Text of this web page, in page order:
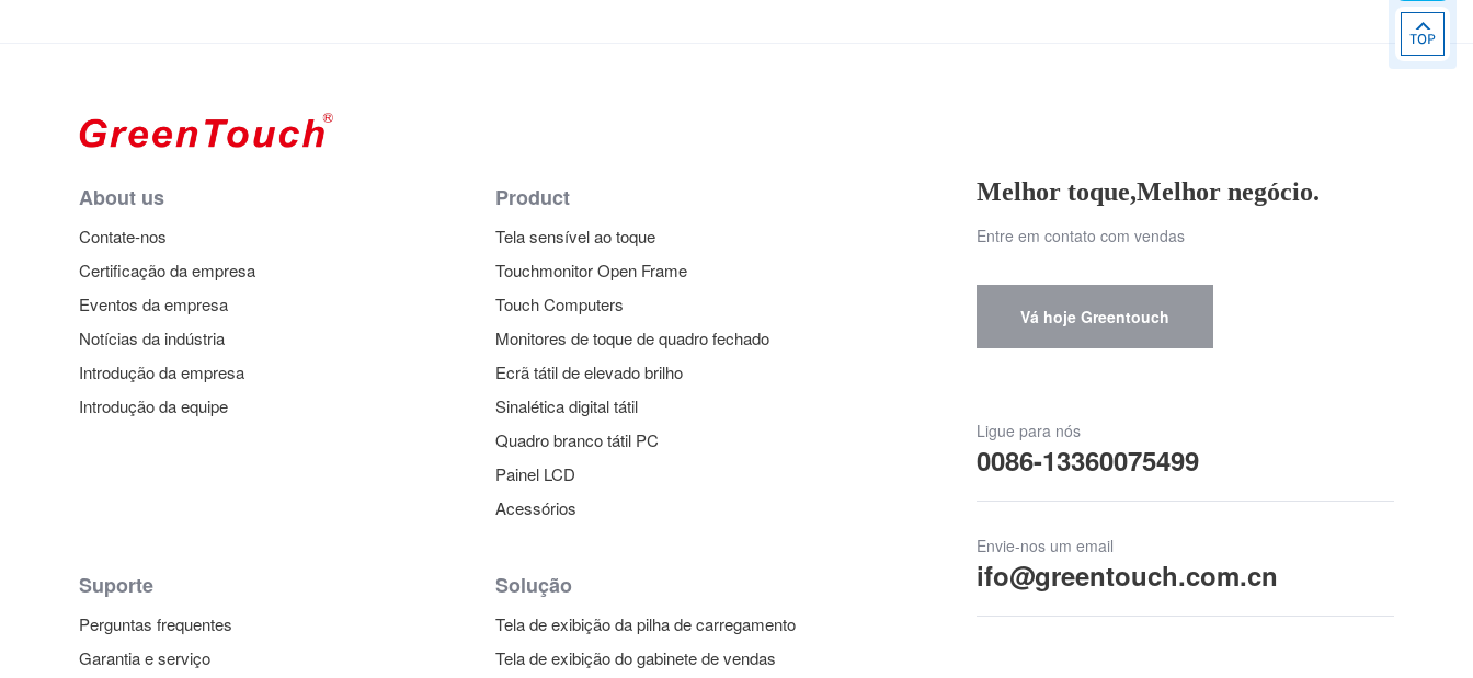
About us
Contate-nos
Certificação da empresa
Eventos da empresa
Notícias da indústria
Introdução da empresa
Introdução da equipe
Product
Tela sensível ao toque
Touchmonitor Open Frame
Touch Computers
Monitores de toque de quadro fechado
Ecrã tátil de elevado brilho
Sinalética digital tátil
Quadro branco tátil PC
Painel LCD
Acessórios
Suporte
Perguntas frequentes
Garantia e serviço
Solução
Tela de exibição da pilha de carregamento
Tela de exibição do gabinete de vendas
Melhor toque,Melhor negócio.
Entre em contato com vendas
Vá hoje Greentouch
Ligue para nós
0086-13360075499
Envie-nos um email
ifo@greentouch.com.cn